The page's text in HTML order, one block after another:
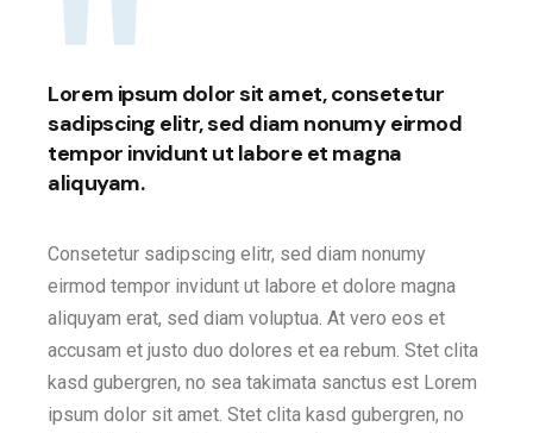
Lorem ipsum dolor sit amet, consetetur
sadipscing elitr, sed diam nonumy eirmod
tempor invidunt ut labore et magna
aliquyam.
Consetetur sadipscing elitr, sed diam nonumy
eirmod tempor invidunt ut labore et dolore magna
aliquyam erat, sed diam voluptua. At vero eos et
accusam et justo duo dolores et ea rebum. Stet clita
kasd gubergren, no sea takimata sanctus est Lorem
ipsum dolor sit amet. Stet clita kasd gubergren, no